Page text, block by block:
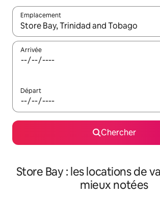
Emplacement
Quand les résultats sont affichés,
Arrivée
Départ
Chercher
Store Bay : les locations de
mieux notées